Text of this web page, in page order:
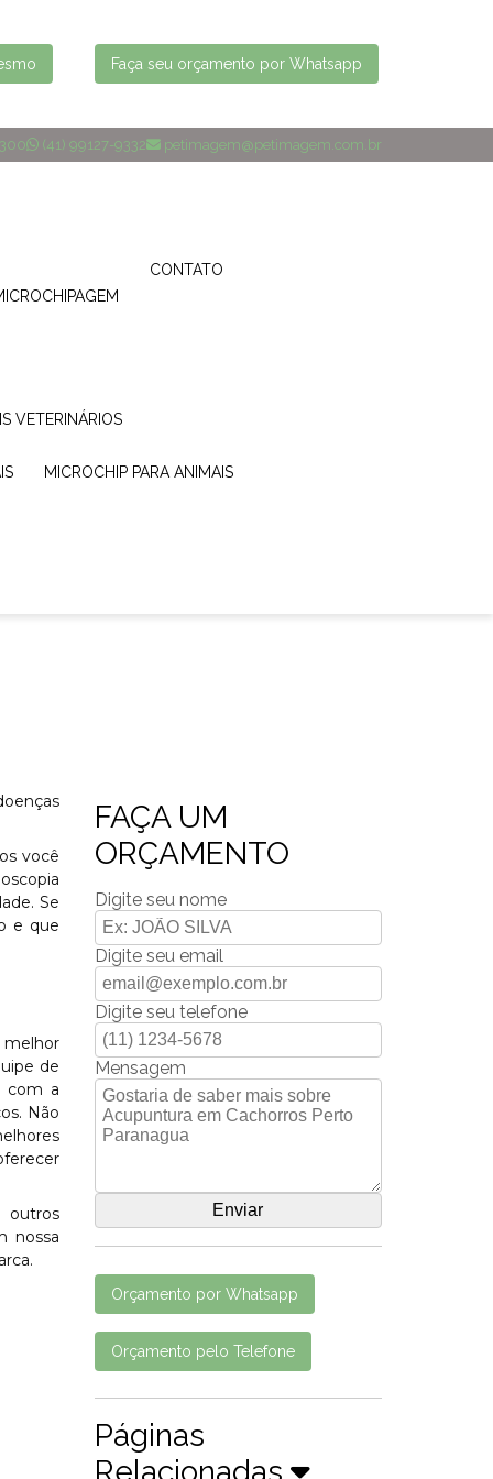
Faça seu orçamento por Whatsapp
(41) 99127-9332 petimagem@petimagem.com.br
MICROCHIPAGEM
CONTATO
VETERINÁRIOS
MICROCHIP PARA ANIMAIS
você
Se
e que
de
com a
Não
outros
nossa
FAÇA UM
ORÇAMENTO
Digite seu nome
Digite seu email
Digite seu telefone
Mensagem
Orçamento por Whatsapp
Orçamento pelo Telefone
Páginas